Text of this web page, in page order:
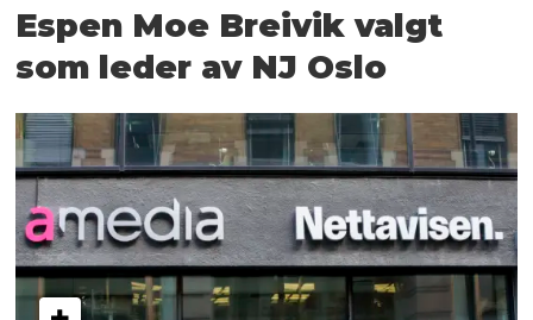
Espen Moe Breivik valgt
som leder av NJ Oslo